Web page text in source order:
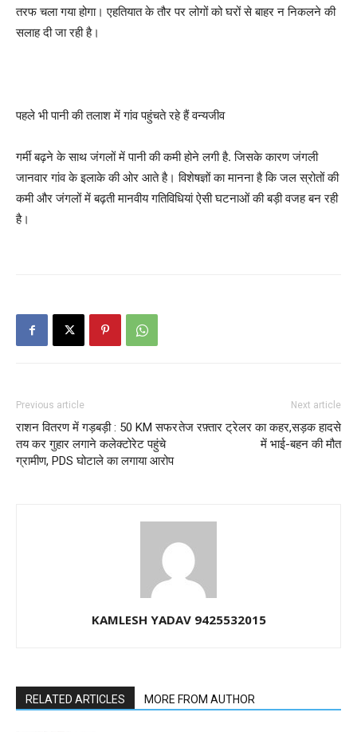
तरफ चला गया होगा। एहतियात के तौर पर लोगों को घरों से बाहर न निकलने की
सलाह दी जा रही है।
पहले भी पानी की तलाश में गांव पहुंचते रहे हैं वन्यजीव
गर्मी बढ़ने के साथ जंगलों में पानी की कमी होने लगी है. जिसके कारण जंगली
जानवार गांव के इलाके की ओर आते है। विशेषज्ञों का मानना है कि जल स्रोतों की
कमी और जंगलों में बढ़ती मानवीय गतिविधियां ऐसी घटनाओं की बड़ी वजह बन रही
है।
Previous article
राशन वितरण में गड़बड़ी : 50 KM सफर
तय कर गुहार लगाने कलेक्टोरेट पहुंचे
ग्रामीण, PDS घोटाले का लगाया आरोप
Next article
तेज रफ़्तार ट्रेलर का कहर,सड़क हादसे
में भाई-बहन की मौत
KAMLESH YADAV 9425532015
RELATED ARTICLES MORE FROM AUTHOR